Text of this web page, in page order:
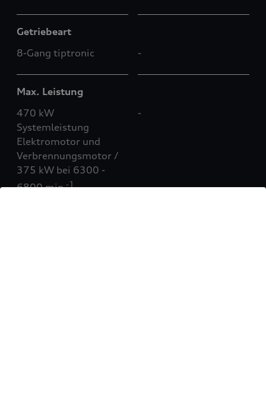
Getriebeart
8-Gang tiptronic
-
Max. Leistung
470 kW
Systemleistung
Elektromotor und
Verbrennungsmotor /
375 kW bei 6300 -
6800 min-1
-